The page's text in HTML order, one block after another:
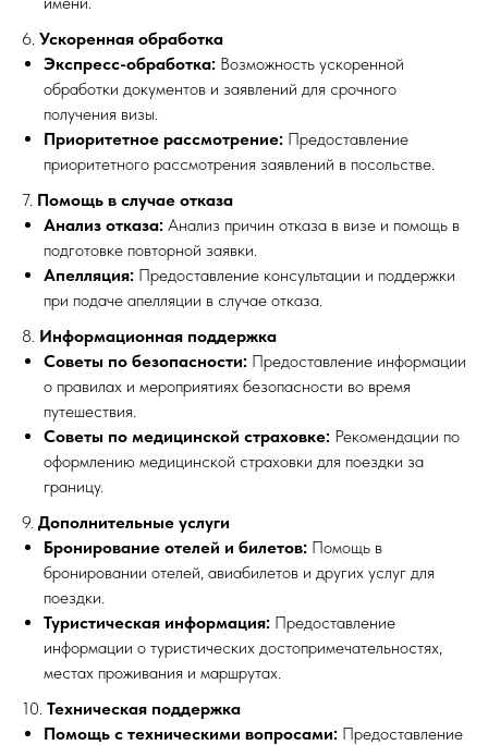
6. Ускоренная обработка
Экспресс-обработка: Возможность ускоренной
обработки документов и заявлений для срочного
получения визы.
Приоритетное рассмотрение: Предоставление
приоритетного рассмотрения заявлений в посольстве.
7. Помощь в случае отказа
Анализ отказа: Анализ причин отказа в визе и помощь в
подготовке повторной заявки.
Апелляция: Предоставление консультации и поддержки
при подаче апелляции в случае отказа.
8. Информационная поддержка
Советы по безопасности: Предоставление информации
о правилах и мероприятиях безопасности во время
путешествия.
Советы по медицинской страховке: Рекомендации по
оформлению медицинской страховки для поездки за
границу.
9. Дополнительные услуги
Бронирование отелей и билетов: Помощь в
бронировании отелей, авиабилетов и других услуг для
поездки.
Туристическая информация: Предоставление
информации о туристических достопримечательностях,
местах проживания и маршрутах.
10. Техническая поддержка
Помощь с техническими вопросами: Предоставление